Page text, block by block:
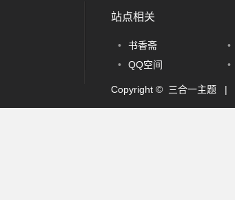
站点相关
• 书香斋 •
•
QQ空间 •
Copyright © 三合一主题 |